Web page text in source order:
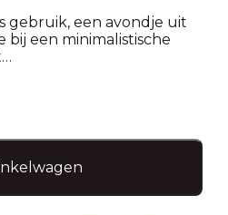
gebruik, een avondje uit
bij een minimalistische